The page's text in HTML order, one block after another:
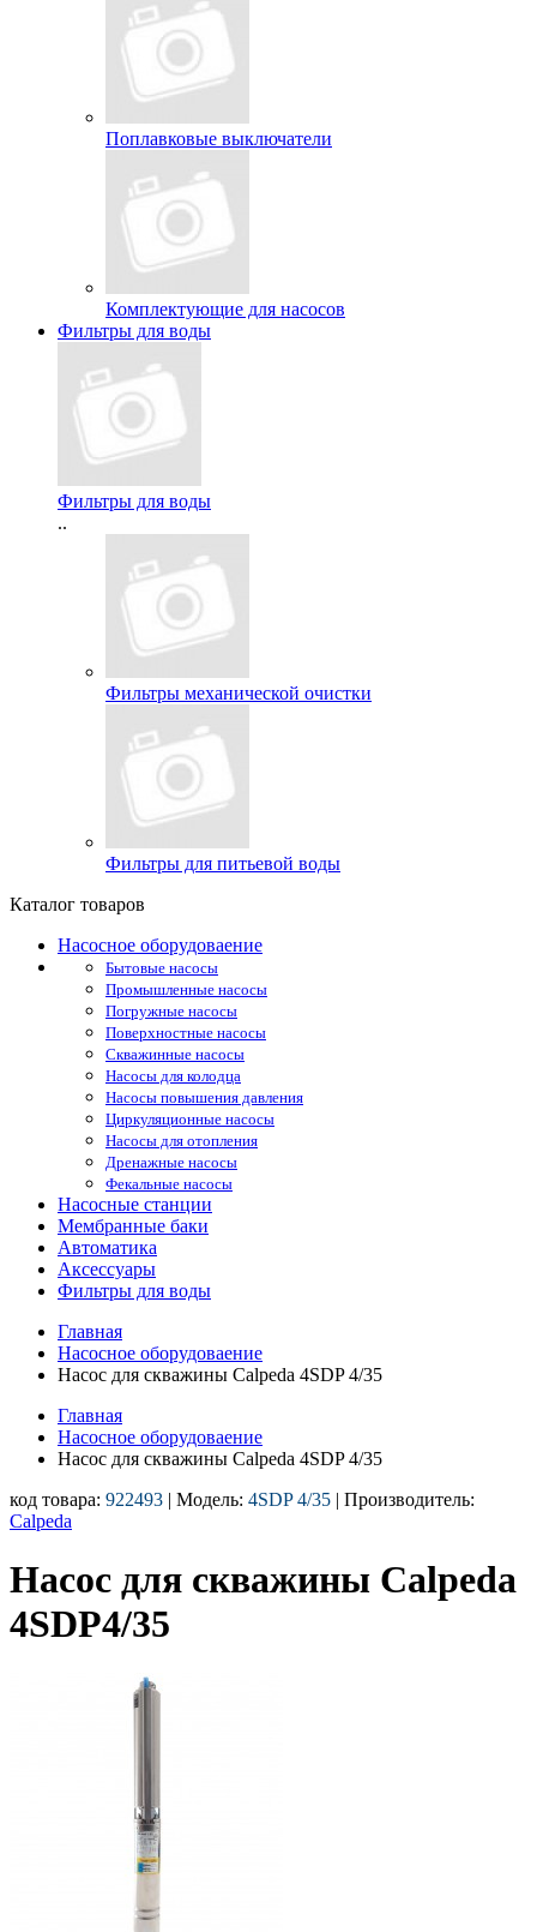
Поплавковые выключатели
Комплектующие для насосов
Фильтры для воды
Фильтры для воды
..
Фильтры механической очистки
Фильтры для питьевой воды
Каталог товаров
Насосное оборудоваение
Бытовые насосы
Промышленные насосы
Погружные насосы
Поверхностные насосы
Скважинные насосы
Насосы для колодца
Насосы повышения давления
Циркуляционные насосы
Насосы для отопления
Дренажные насосы
Фекальные насосы
Насосные станции
Мембранные баки
Автоматика
Аксессуары
Фильтры для воды
Главная
Насосное оборудоваение
Насос для скважины Calpeda 4SDP 4/35
Главная
Насосное оборудоваение
Насос для скважины Calpeda 4SDP 4/35
код товара: 922493 | Модель: 4SDP 4/35 | Производитель:
Calpeda
Насос для скважины Calpeda
4SDP4/35